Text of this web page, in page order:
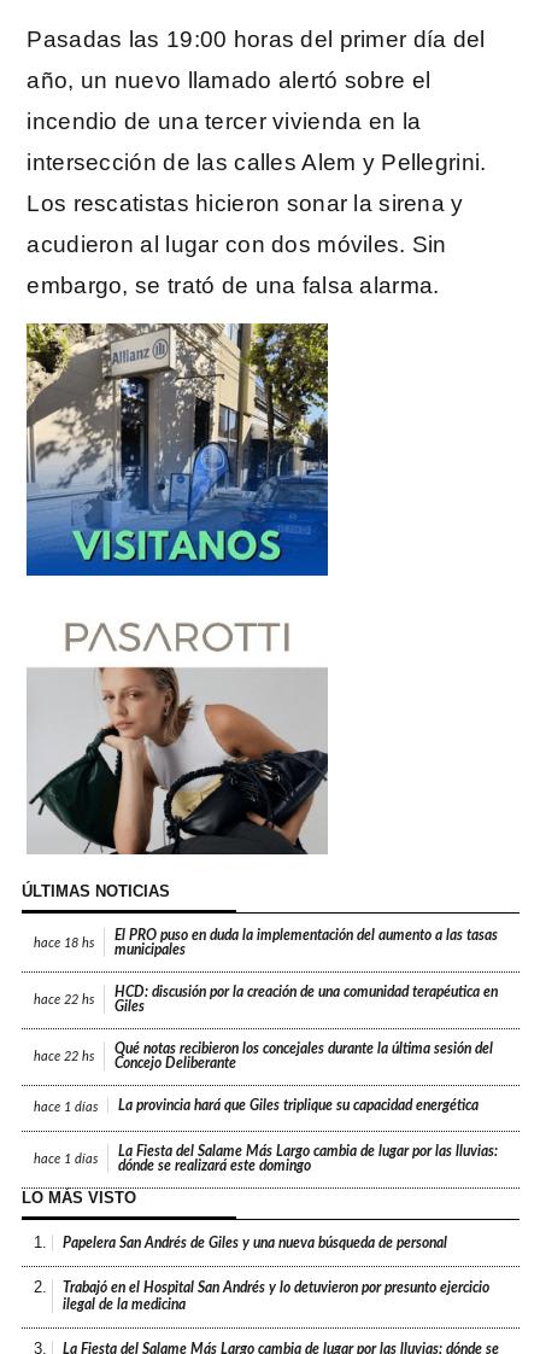
Pasadas las 19:00 horas del primer día del
año, un nuevo llamado alertó sobre el
incendio de una tercer vivienda en la
intersección de las calles Alem y Pellegrini.
Los rescatistas hicieron sonar la sirena y
acudieron al lugar con dos móviles. Sin
embargo, se trató de una falsa alarma.
ÚLTIMAS NOTICIAS
hace 18 hs
El PRO puso en duda la implementación del aumento a las tasas
municipales
hace 22 hs
HCD: discusión por la creación de una comunidad terapéutica en
Giles
hace 22 hs
Qué notas recibieron los concejales durante la última sesión del
Concejo Deliberante
hace 1 días La provincia hará que Giles triplique su capacidad energética
hace 1 días
La Fiesta del Salame Más Largo cambia de lugar por las lluvias:
dónde se realizará este domingo
LO MÁS VISTO
1. Papelera San Andrés de Giles y una nueva búsqueda de personal
2.
Trabajó en el Hospital San Andrés y lo detuvieron por presunto ejercicio
ilegal de la medicina
3.
La Fiesta del Salame Más Largo cambia de lugar por las lluvias: dónde se